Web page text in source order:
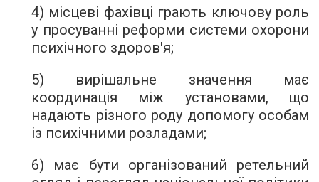
4) місцеві фахівці грають ключову роль
у просуванні реформи системи охорони
психічного здоров'я;
5) вирішальне значення має
координація між установами, що
надають різного роду допомогу особам
із психічними розладами;
6) має бути організований ретельний